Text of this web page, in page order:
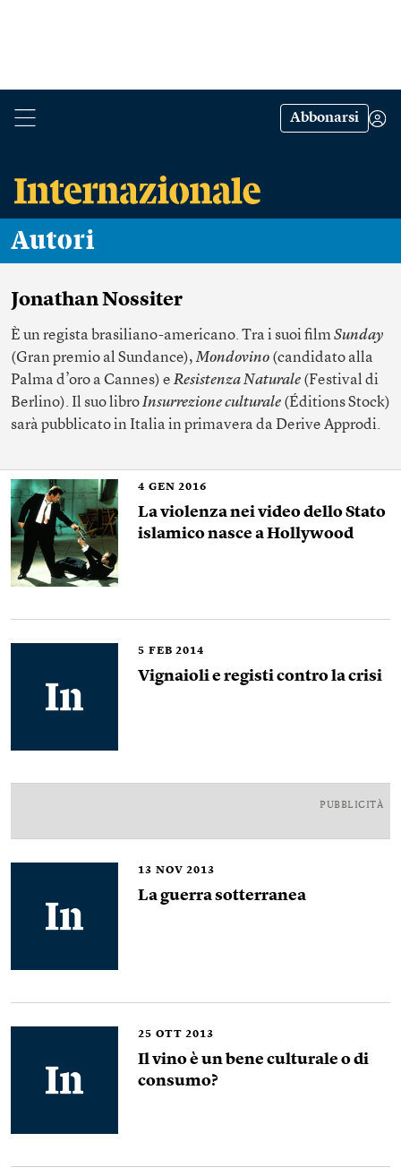
Abbonarsi
Autori
Jonathan Nossiter
È un regista brasiliano-americano. Tra i suoi filmSunday
(Gran premio al Sundance),Mondovino (candidato alla
Palma d’oro a Cannes) e Resistenza Naturale (Festival di
Berlino). Il suo libroInsurrezione culturale (Éditions Stock)
sarà pubblicato in Italia in primavera da Derive Approdi.
4 GEN 2016
La violenza nei video dello Stato
islamico nasce a Hollywood
5 FEB 2014
Vignaioli e registi contro la crisi
PUBBLICITÀ
13 NOV 2013
La guerra sotterranea
25 OTT 2013
Il vino è un bene culturale o di
consumo?